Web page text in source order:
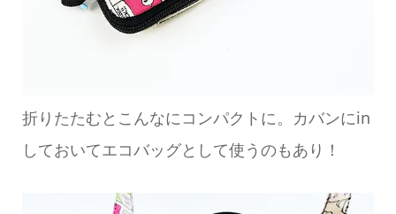
折りたたむとこんなにコンパクトに。カバンにin
しておいてエコバッグとして使うのもあり！